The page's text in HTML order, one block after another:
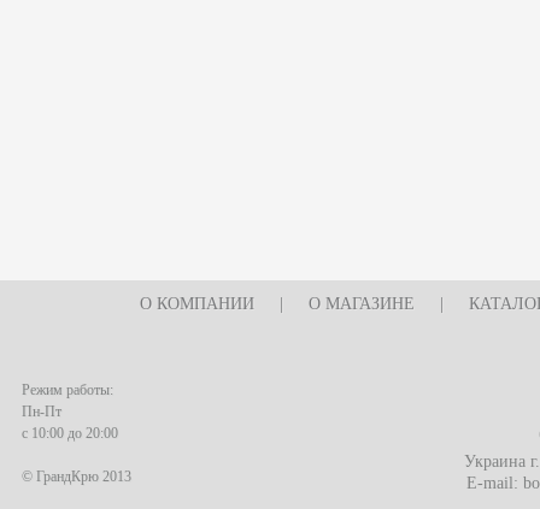
О КОМПАНИИ О МАГАЗИНЕ
Режим работы:
Пн-Пт
с 10:00 до 20:00
© ГрандКрю 2013
Украина
E-mail: